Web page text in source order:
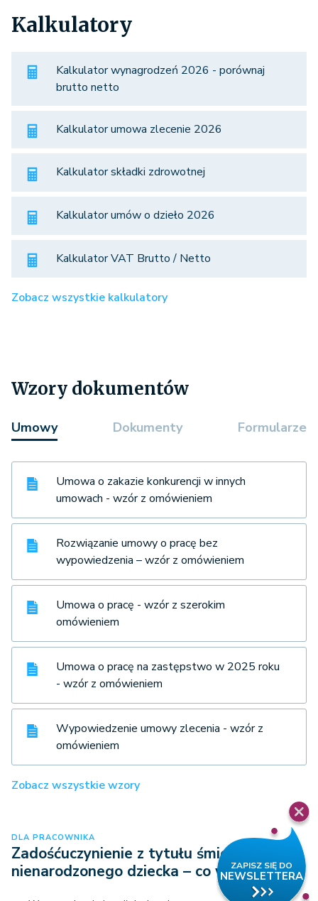
Kalkulatory
Kalkulator wynagrodzeń 2026 - porównaj
brutto netto
Kalkulator umowa zlecenie 2026
Kalkulator składki zdrowotnej
Kalkulator umów o dzieło 2026
Kalkulator VAT Brutto / Netto
Zobacz wszystkie kalkulatory
Wzory dokumentów
Umowy Dokumenty Formularze
Umowa o zakazie konkurencji w innych
umowach - wzór z omówieniem
Rozwiązanie umowy o pracę bez
wypowiedzenia – wzór z omówieniem
Umowa o pracę - wzór z szerokim
omówieniem
Umowa o pracę na zastępstwo w 2025 roku
- wzór z omówieniem
Wypowiedzenie umowy zlecenia - wzór z
omówieniem
Zobacz wszystkie wzory
DLA PRACOWNIKA
Zadośćuczynienie z tytułu śmierci
nienarodzonego dziecka – co warto…